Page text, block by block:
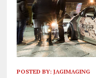
POSTED BY: JAGIMAGING